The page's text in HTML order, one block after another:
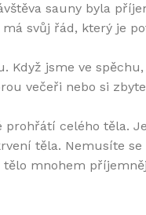
sauny byla
svůj řád, který je
jsme ve
večeři nebo si
celého těla.
těla. Nemusíte
tělo mnohem